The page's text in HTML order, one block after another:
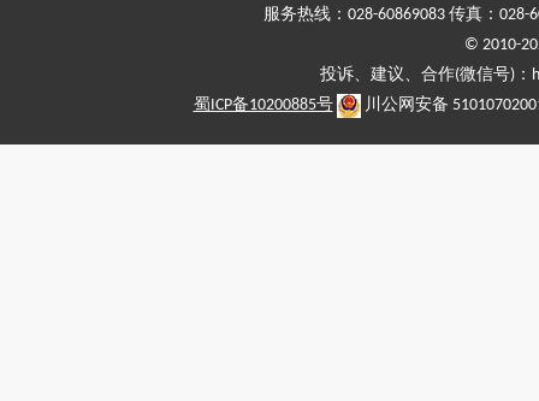
服务热线：028-60869083 传真：028-
© 2010-
投诉、建议、合作(微信号)
蜀ICP备10200885号
川公网安备